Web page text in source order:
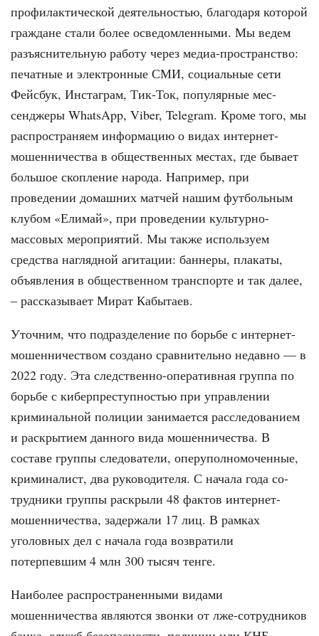
профилактической деятельностью, благодаря которой
граждане стали бо­лее осведомленными. Мы ведем
разъ­яснительную работу через медиа-про­странство:
печатные и электронные СМИ, социальные сети
Фейсбук, Инстаграм, Тик-Ток, популярные мес­
сенджеры WhatsApp, Viber, Telegram. Кроме того, мы
распространяем ин­формацию о видах интернет-
мошен­ничества в общественных местах, где бывает
большое скопление народа. Например, при
проведении домашних матчей нашим футбольным
клубом «Елимай», при проведении культурно-
массовых мероприятий. Мы также ис­пользуем
средства наглядной агита­ции: баннеры, плакаты,
объявления в общественном транспорте и так далее,
– рассказывает Мират Кабытаев.
Уточним, что подразделение по борьбе с интернет-
мошенничеством создано сравнительно недавно — в
2022 году. Эта следственно-оператив­ная группа по
борьбе с киберпреступ­ностью при управлении
криминальной полиции занимается расследованием
и раскрытием данного вида мошенни­чества. В
составе группы следователи, оперуполномоченные,
криминалист, два руководителя. С начала года со­
трудники группы раскрыли 48 фактов интернет-
мошенничества, задержали 17 лиц. В рамках
уголовных дел с нача­ла года возвратили
потерпевшим 4 млн 300 тысяч тенге.
Наиболее распространенными ви­дами
мошенничества являются звон­ки от лже-сотрудников